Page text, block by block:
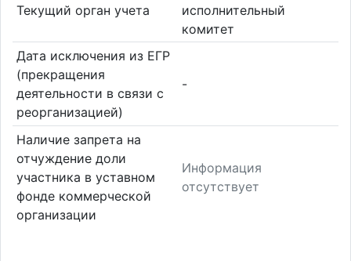
Текущий орган учета
исполнительный
комитет
Дата исключения из ЕГР
(прекращения
деятельности в связи с
реорганизацией)
-
Наличие запрета на
отчуждение доли
участника в уставном
фонде коммерческой
организации
Информация
отсутствует